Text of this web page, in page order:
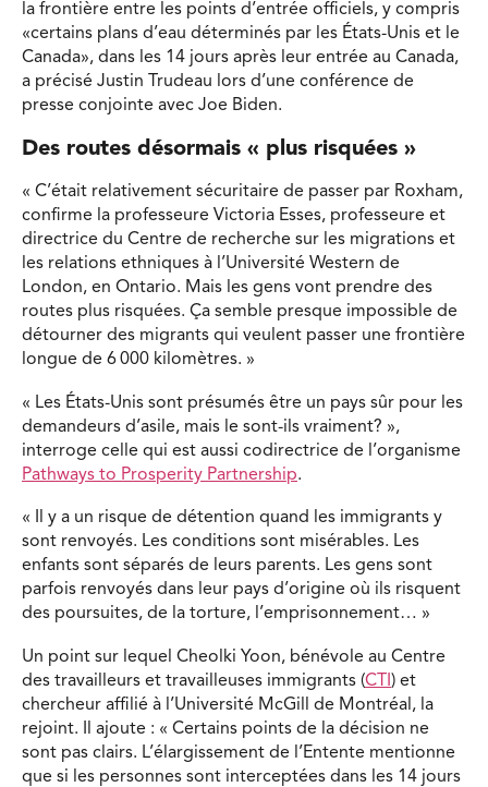
la frontière entre les points d’entrée officiels, y compris
«certains plans d’eau déterminés par les États-Unis et le
Canada», dans les 14 jours après leur entrée au Canada,
a précisé Justin Trudeau lors d’une conférence de
presse conjointe avec Joe Biden.
Des routes désormais « plus risquées »
« C’était relativement sécuritaire de passer par Roxham,
confirme la professeure Victoria Esses, professeure et
directrice du Centre de recherche sur les migrations et
les relations ethniques à l’Université Western de
London, en Ontario. Mais les gens vont prendre des
routes plus risquées. Ça semble presque impossible de
détourner des migrants qui veulent passer une frontière
longue de 6 000 kilomètres. »
« Les États-Unis sont présumés être un pays sûr pour les
demandeurs d’asile, mais le sont-ils vraiment? »,
interroge celle qui est aussi codirectrice de l’organisme
Pathways to Prosperity Partnership.
« Il y a un risque de détention quand les immigrants y
sont renvoyés. Les conditions sont misérables. Les
enfants sont séparés de leurs parents. Les gens sont
parfois renvoyés dans leur pays d’origine où ils risquent
des poursuites, de la torture, l’emprisonnement… »
Un point sur lequel Cheolki Yoon, bénévole au Centre
des travailleurs et travailleuses immigrants (CTI ) et
chercheur affilié à l’Université McGill de Montréal, la
rejoint. Il ajoute : « Certains points de la décision ne
sont pas clairs. L’élargissement de l’Entente mentionne
que si les personnes sont interceptées dans les 14 jours